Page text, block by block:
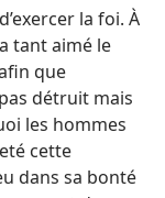
la foi. À
tant aimé le
que
détruit mais
les hommes
cette
dans sa bonté